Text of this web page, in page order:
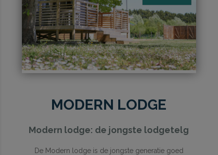
MODERN LODGE
Modern lodge: de jongste lodgetelg
De Modern lodge is de jongste generatie goed